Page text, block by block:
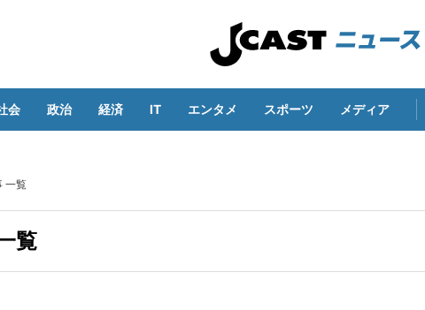
会 政治 経済 IT エンタメ スポーツ メディア
一覧
覧